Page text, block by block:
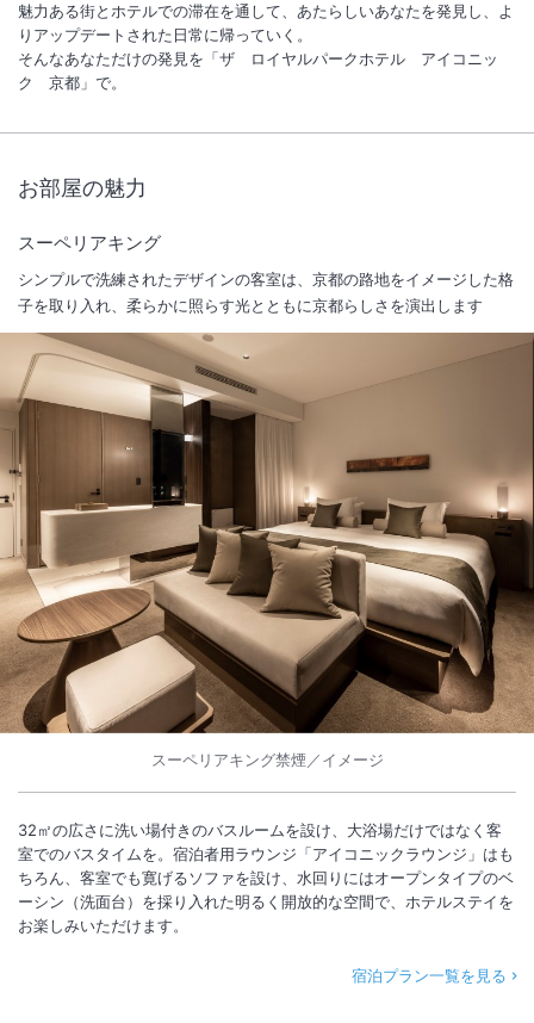
魅力ある街とホテルでの滞在を通して、あたらしいあなたを発見し、よ
りアップデートされた日常に帰っていく。
そんなあなただけの発見を「ザ ロイヤルパークホテル アイコニッ
ク 京都」で。
お部屋の魅力
スーペリアキング
シンプルで洗練されたデザインの客室は、京都の路地をイメージした格
子を取り入れ、柔らかに照らす光とともに京都らしさを演出します
スーペリアキング禁煙／イメージ
32㎡の広さに洗い場付きのバスルームを設け、大浴場だけではなく客
室でのバスタイムを。宿泊者用ラウンジ「アイコニックラウンジ」はも
ちろん、客室でも寛げるソファを設け、水回りにはオープンタイプのベ
ーシン（洗面台）を採り入れた明るく開放的な空間で、ホテルステイを
お楽しみいただけます。
宿泊プラン一覧を見る